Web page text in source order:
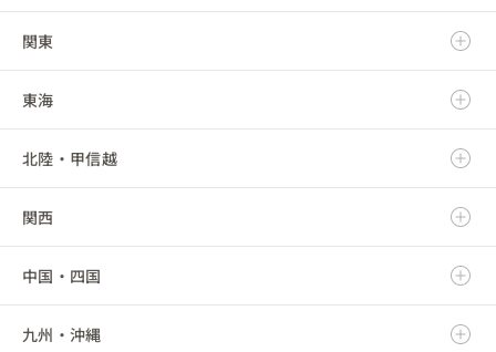
青森県
岩手県
宮城県
秋田県
山形県
福島県
関東
茨城県
栃木県
群馬県
埼玉県
千葉県
東海
岐阜県
静岡県
愛知県
三重県
北陸・甲信越
新潟県
富山県
石川県
関西
滋賀県
京都府
中国・四国
鳥取県
九州・沖縄